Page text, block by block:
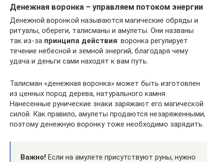
Денежная воронка – управляем потоком энергии
Денежной воронкой называются магические обряды и
ритуалы, обереги, талисманы и амулеты. Они названы
так из-за принципа действия: воронка регулирует
течение небесной и земной энергий, благодаря чему
удача и деньги сами находят к вам путь.
Талисман «денежная воронка» может быть изготовлен
из ценных пород дерева, натурального камня.
Нанесенные рунические знаки заряжают его магической
силой. Как правило, амулеты продаются незаряженными,
поэтому денежную воронку тоже необходимо зарядить.
Важно! Если на амулете присутствуют руны, нужно